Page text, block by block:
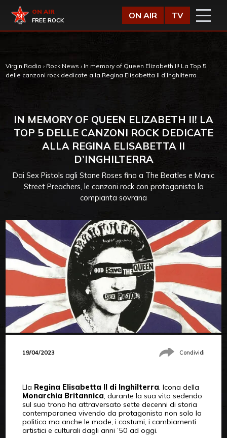
Virgin Radio
ON AIR
FREE ROCK
ON AIR TV
Virgin Radio › Rock News › In memory of Queen Elizabeth II! La Top 5
delle canzoni rock dedicate alla Regina Elisabetta II d’Inghilterra
IN MEMORY OF QUEEN ELIZABETH II! LA
TOP 5 DELLE CANZONI ROCK DEDICATE
ALLA REGINA ELISABETTA II
D’INGHILTERRA
Dai Sex Pistols agli Stone Roses fino a The Beatles e Manic
Street Preachers, le canzoni rock con protagonista la
compianta sovrana
19/04/2023 Condividi
Lla Regina Elisabetta II di Inghilterra. Icona della
Monarchia Britannica, durante la sua vita sedendo
sul suo trono ha attraversato sette decenni di storia
contemporanea vivendo da protagonista non solo la
politica ma anche le mode, i costumi, i cambiamenti
artistici e culturali dagli anni ’50 ad oggi.